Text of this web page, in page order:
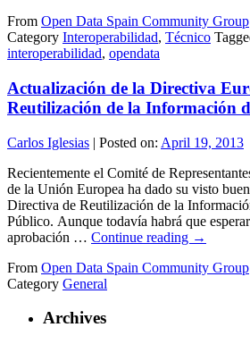
From Open Data Spain Community Group
Category Interoperabilidad, Técnico
interoperabilidad, opendata
Actualización de la Directiva
Reutilización de la Información
Carlos Iglesias | Posted on: April 19, 2013
Recientemente el Comité de
de la Unión Europea ha dado su visto
Directiva de Reutilización de la
Público. Aunque todavía habrá que
aprobación … Continue reading →
From Open Data Spain Community Group
Category General
Archives